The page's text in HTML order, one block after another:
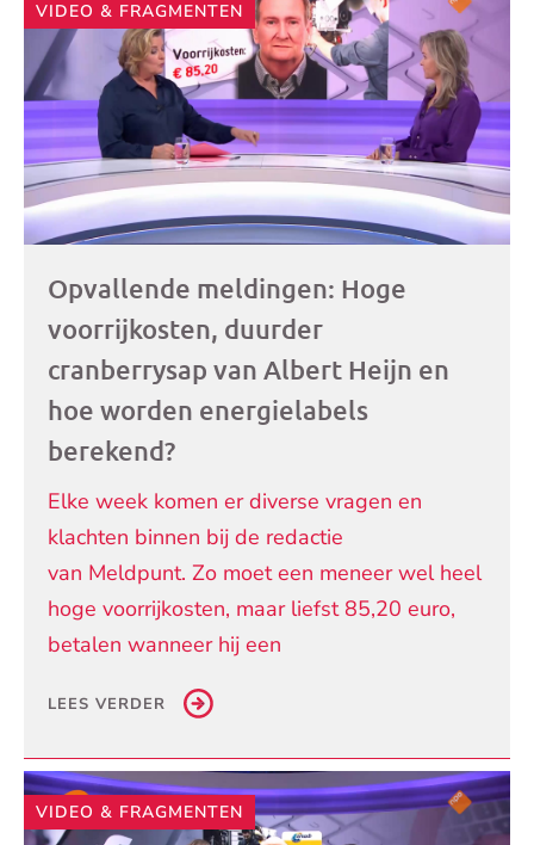
artikelen
VIDEO & FRAGMENTEN
Opvallende meldingen: Hoge
voorrijkosten, duurder
cranberrysap van Albert Heijn en
hoe worden energielabels
berekend?
Elke week komen er diverse vragen en
klachten binnen bij de redactie
van Meldpunt. Zo moet een meneer wel heel
hoge voorrijkosten, maar liefst 85,20 euro,
betalen wanneer hij een
LEES VERDER
VIDEO & FRAGMENTEN